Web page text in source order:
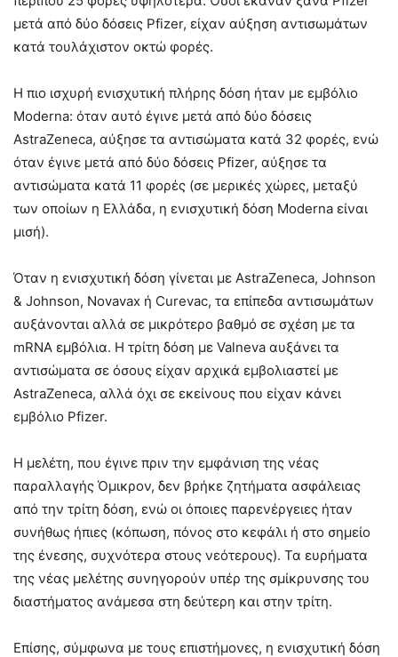
μετά από δύο δόσεις Pfizer, είχαν αύξηση αντισωμάτων
κατά τουλάχιστον οκτώ φορές.
Η πιο ισχυρή ενισχυτική πλήρης δόση ήταν με εμβόλιο
Moderna: όταν αυτό έγινε μετά από δύο δόσεις
AstraZeneca, αύξησε τα αντισώματα κατά 32 φορές, ενώ
όταν έγινε μετά από δύο δόσεις Pfizer, αύξησε τα
αντισώματα κατά 11 φορές (σε μερικές χώρες, μεταξύ
των οποίων η Ελλάδα, η ενισχυτική δόση Moderna είναι
μισή).
Όταν η ενισχυτική δόση γίνεται με AstraZeneca, Johnson
& Johnson, Novavax ή Curevac, τα επίπεδα αντισωμάτων
αυξάνονται αλλά σε μικρότερο βαθμό σε σχέση με τα
mRNA εμβόλια. Η τρίτη δόση με Valneva αυξάνει τα
αντισώματα σε όσους είχαν αρχικά εμβολιαστεί με
AstraZeneca, αλλά όχι σε εκείνους που είχαν κάνει
εμβόλιο Pfizer.
Η μελέτη, που έγινε πριν την εμφάνιση της νέας
παραλλαγής Όμικρον, δεν βρήκε ζητήματα ασφάλειας
από την τρίτη δόση, ενώ οι όποιες παρενέργειες ήταν
συνήθως ήπιες (κόπωση, πόνος στο κεφάλι ή στο σημείο
της ένεσης, συχνότερα στους νεότερους). Τα ευρήματα
της νέας μελέτης συνηγορούν υπέρ της σμίκρυνσης του
διαστήματος ανάμεσα στη δεύτερη και στην τρίτη.
Επίσης, σύμφωνα με τους επιστήμονες, η ενισχυτική δόση